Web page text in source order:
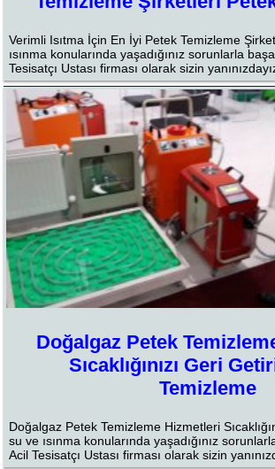
Verimli Isıtma İçin En İyi Petek Temizleme
ısınma konularında yaşadığınız sorunlarla
Tesisatçı Ustası firması olarak sizin
Doğalgaz Petek
Sıcaklığınızı Geri
Temizleme
Doğalgaz Petek Temizleme Hizmetleri
su ve ısınma konularında yaşadığınız
Acil Tesisatçı Ustası firması olarak sizin